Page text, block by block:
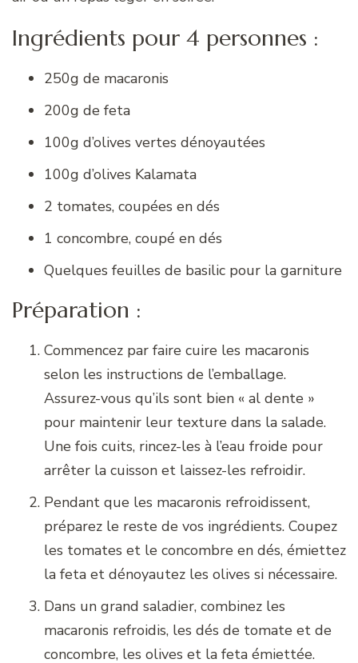
Ingrédients pour 4 personnes :
250g de macaronis
200g de feta
100g d’olives vertes dénoyautées
100g d’olives Kalamata
2 tomates, coupées en dés
1 concombre, coupé en dés
Quelques feuilles de basilic pour la garniture
Préparation :
Commencez par faire cuire les macaronis
selon les instructions de l’emballage.
Assurez-vous qu’ils sont bien « al dente »
pour maintenir leur texture dans la salade.
Une fois cuits, rincez-les à l’eau froide pour
arrêter la cuisson et laissez-les refroidir.
Pendant que les macaronis refroidissent,
préparez le reste de vos ingrédients. Coupez
les tomates et le concombre en dés, émiettez
la feta et dénoyautez les olives si nécessaire.
Dans un grand saladier, combinez les
macaronis refroidis, les dés de tomate et de
concombre, les olives et la feta émiettée.